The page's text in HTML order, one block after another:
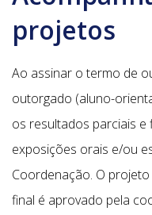
projetos
Ao assinar o termo de
outorgado (aluno-
os resultados parciais e
exposições orais e/ou
Coordenação. O
final é aprovado pela